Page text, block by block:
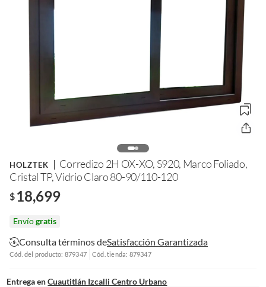
HOLZTEK
Corredizo 2H OX-XO, S920, Marco Foliado,
Cristal TP, Vidrio Claro 80-90/110-120
$ 18,699
Envíogratis
Consulta términos deSatisfacción Garantizada
Cód. del producto: 879347 Cód. tienda: 879347
Entrega en Cuautitlán Izcalli Centro Urbano